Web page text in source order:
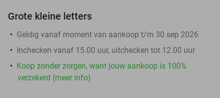
Grote kleine letters
Geldig vanaf moment van aankoop t/m 30 sep 2026
Inchecken vanaf 15.00 uur, uitchecken tot 12.00 uur
Koop zonder zorgen, want jouw aankoop is 100%
verzekerd (meer info)